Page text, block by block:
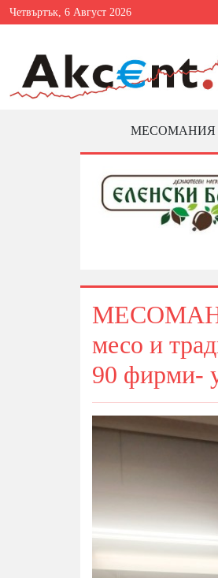
Четвъртък, 6 Август 2026
МЕСОМАНИЯ
месо и
90 фирми-